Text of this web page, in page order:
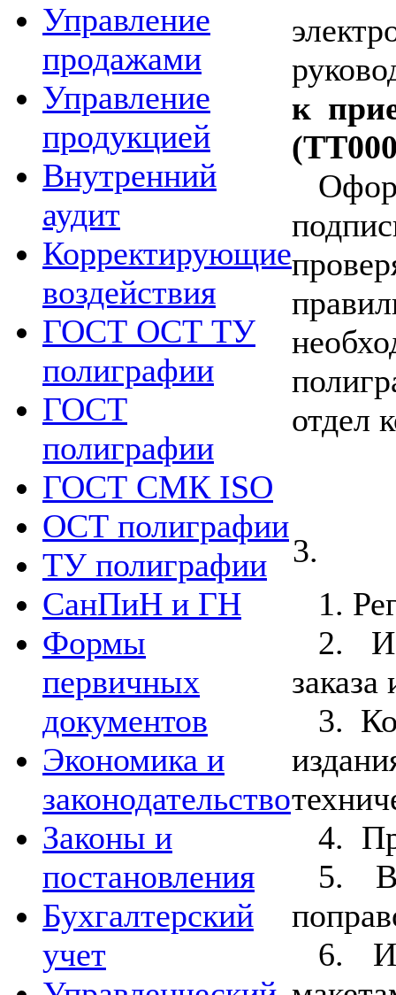
Управление
продажами
Управление
продукцией
Внутренний
аудит
Корректирующие
воздействия
ГОСТ ОСТ ТУ
полиграфии
ГОСТ
полиграфии
ГОСТ СМК ISO
ОСТ полиграфии
ТУ полиграфии
СанПиН и ГН
Формы
первичных
документов
Экономика и
законодательство
Законы и
постановления
Бухгалтерский
учет
к
отдел
1.
2.
3.
4.
5.
6.